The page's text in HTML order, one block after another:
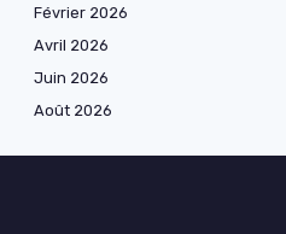
Février 2026
Avril 2026
Juin 2026
Août 2026